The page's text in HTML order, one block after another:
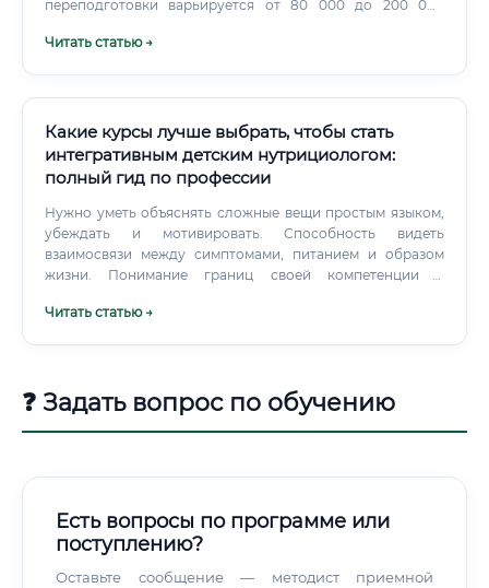
переподготовки варьируется от 80 000 до 200 000
проводя 2-3 консультации в неделю (стоимость 2000-
Читать статью →
Какие курсы лучше выбрать, чтобы стать
интегративным детским нутрициологом:
полный гид по профессии
Нужно уметь объяснять сложные вещи простым языком,
убеждать и мотивировать. Способность видеть
взаимосвязи между симптомами, питанием и образом
жизни. Понимание границ своей компетенции и
здоровье ребенка.
Читать статью →
❓ Задать вопрос по обучению
Есть вопросы по программе или
поступлению?
Оставьте сообщение — методист приемной